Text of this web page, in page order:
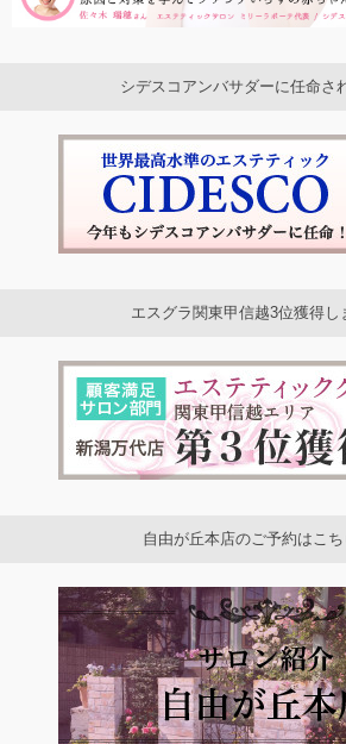
シデスコアンバサダーに任命さ
エスグラ関東甲信越3位獲得し
自由が丘本店のご予約はこち